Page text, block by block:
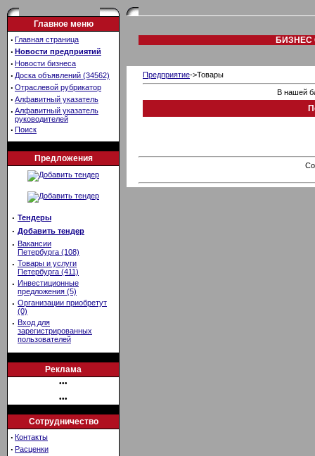
Главное меню
· Главная страница
· Новости предприятий
· Новости бизнеса
· Доска объявлений (34562)
· Отраслевой рубрикатор
· Алфавитный указатель
· Алфавитный указатель
руководителей
· Поиск
Предложения
· Тендеры
· Добавить тендер
· Вакансии
Петербурга (108)
· Товары и услуги
Петербурга (411)
· Инвестиционные
предложения (5)
· Организации приобретут
(0)
· Вход для
зарегистрированных
пользователей
Реклама
•••
•••
Сотрудничество
· Контакты
· Расценки
БИЗНЕС
Предприятие->Товары
В нашей